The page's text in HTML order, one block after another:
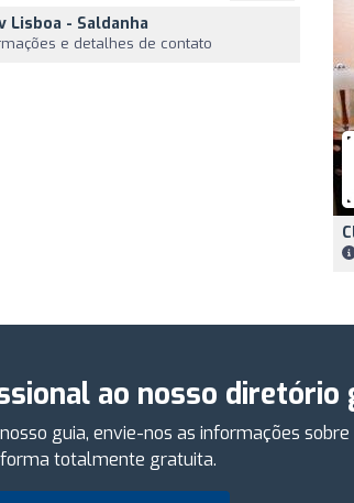
Lisboa - Saldanha
e detalhes de contato
ao nosso
guia, envie-nos as informações
forma totalmente gratuita.